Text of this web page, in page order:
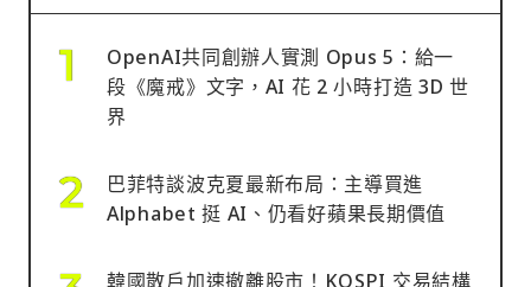
OpenAI共同創辦人實測 Opus 5：給一
段《魔戒》文字，AI 花 2 小時打造 3D 世
界
巴菲特談波克夏最新布局：主導買進
Alphabet 挺 AI、仍看好蘋果長期價值
韓國散戶加速撤離股市！KOSPI 交易結構